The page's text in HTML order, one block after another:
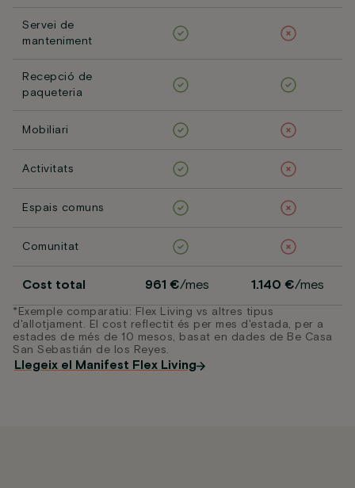
Servei de
manteniment
Recepció de
paqueteria
Mobiliari
Activitats
Espais comuns
Comunitat
Cost total 961 €/mes 1.140 €/mes
*Exemple comparatiu: Flex Living vs altres tipus
d'allotjament. El cost reflectit és per mes d'estada, per a
estades de més de 10 mesos, basat en dades de Be Casa
San Sebastián de los Reyes.
Llegeix el Manifest Flex Living